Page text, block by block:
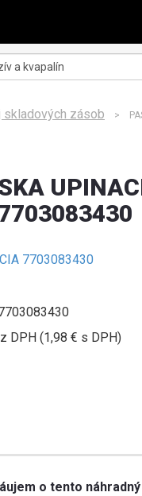
skladových zásob >
DPH (1,98 € s DPH)
o tento